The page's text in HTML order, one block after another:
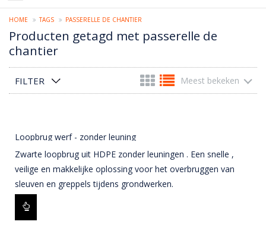
HOME TAGS PASSERELLE DE CHANTIER
Producten getagd met passerelle de
chantier
FILTER Meest bekeken
Loopbrug werf - zonder leuning
Zwarte loopbrug uit HDPE zonder leuningen . Een snelle ,
veilige en makkelijke oplossing voor het overbruggen van
sleuven en greppels tijdens grondwerken.